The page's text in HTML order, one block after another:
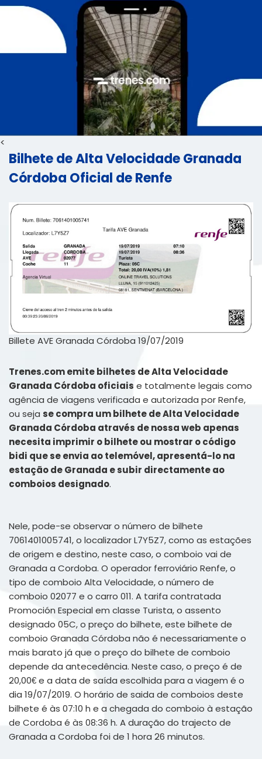
<
Bilhete de Alta Velocidade Granada
Córdoba Oficial de Renfe
Billete AVE Granada Córdoba 19/07/2019
Trenes.com emite bilhetes de Alta Velocidade
Granada Córdoba oficiais e totalmente legais como
agência de viagens verificada e autorizada por Renfe,
ou seja se compra um bilhete de Alta Velocidade
Granada Córdoba através de nossa web apenas
necesita imprimir o bilhete ou mostrar o código
bidi que se envia ao telemóvel, apresentá-lo na
estação de Granada e subir directamente ao
comboios designado.
Nele, pode-se observar o número de bilhete
7061401005741, o localizador L7Y5Z7, como as estações
de origem e destino, neste caso, o comboio vai de
Granada a Cordoba. O operador ferroviário Renfe, o
tipo de comboio Alta Velocidade, o número de
comboio 02077 e o carro 011. A tarifa contratada
Promoción Especial em classe Turista, o assento
designado 05C, o preço do bilhete, este bilhete de
comboio Granada Córdoba não é necessariamente o
mais barato já que o preço do bilhete de comboio
depende da antecedência. Neste caso, o preço é de
20,00€ e a data de saída escolhida para a viagem é o
dia 19/07/2019. O horário de saida de comboios deste
bilhete é às 07:10 h e a chegada do comboio à estação
de Cordoba é às 08:36 h. A duração do trajecto de
Granada a Cordoba foi de 1 hora 26 minutos.